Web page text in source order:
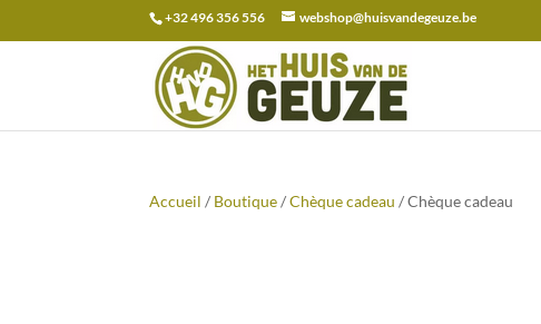
+32 496 356 556 webshop@huisvandegeuze.be
Recherche
pour :
Accueil / Boutique/Chèque cadeau / Chèque cadeau